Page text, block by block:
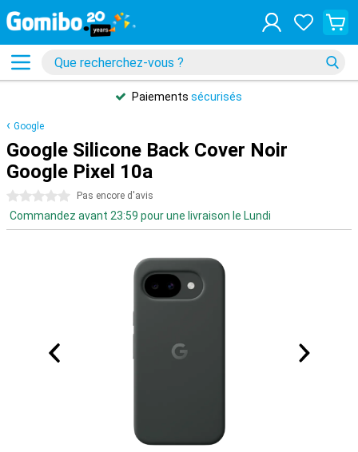
Paiements sécurisés
Google
Google Silicone Back Cover Noir
Google Pixel 10a
0 étoiles Pas encore d'avis
Commandez avant 23:59 pour une livraison le Lundi